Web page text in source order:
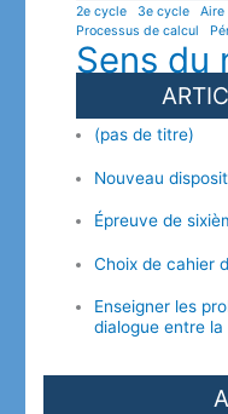
2e cycle 3e cycle Aire
Processus de calcul
Sens du
(pas de titre)
Nouveau
Épreuve de
Choix de cahier
Enseigner les
dialogue entre